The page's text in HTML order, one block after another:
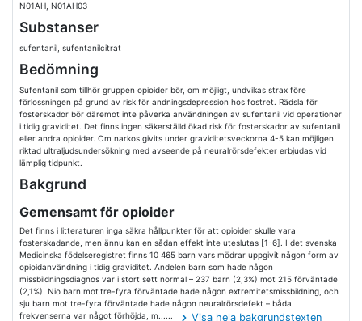
N01AH, N01AH03
Substanser
sufentanil, sufentanilcitrat
Bedömning
Sufentanil som tillhör gruppen opioider bör, om möjligt, undvikas strax före
förlossningen på grund av risk för andningsdepression hos fostret. Rädsla för
fosterskador bör däremot inte påverka användningen av sufentanil vid operationer
i tidig graviditet. Det finns ingen säkerställd ökad risk för fosterskador av sufentanil
eller andra opioider. Om narkos givits under graviditetsveckorna 4-5 kan möjligen
riktad ultraljudsundersökning med avseende på neuralrörsdefekter erbjudas vid
lämplig tidpunkt.
Bakgrund
Gemensamt för opioider
Det finns i litteraturen inga säkra hållpunkter för att opioider skulle vara
fosterskadande, men ännu kan en sådan effekt inte uteslutas [1-6]. I det svenska
Medicinska födelseregistret finns 10 465 barn vars mödrar uppgivit någon form av
opioidanvändning i tidig graviditet. Andelen barn som hade någon
missbildningsdiagnos var i stort sett normal – 237 barn (2,3%) mot 215 förväntade
(2,1%). Nio barn mot tre-fyra förväntade hade någon extremitetsmissbildning, och
sju barn mot tre-fyra förväntade hade någon neuralrörsdefekt – båda
frekvenserna var något förhöjda, m......
Visa hela bakgrundstexten